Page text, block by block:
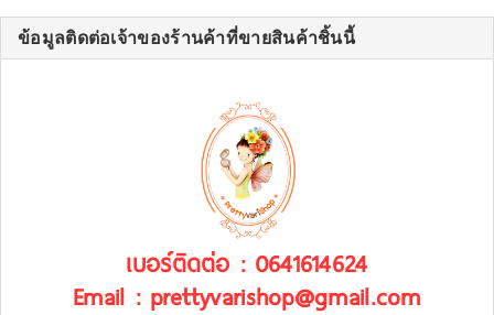
ข้อมูลติดต่อเจ้าของร้านค้าที่ขายสินค้าชิ้นนี้
เบอร์ติดต่อ : 0641614624
Email : prettyvarishop@gmail.com